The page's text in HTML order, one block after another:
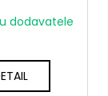
dodavatele